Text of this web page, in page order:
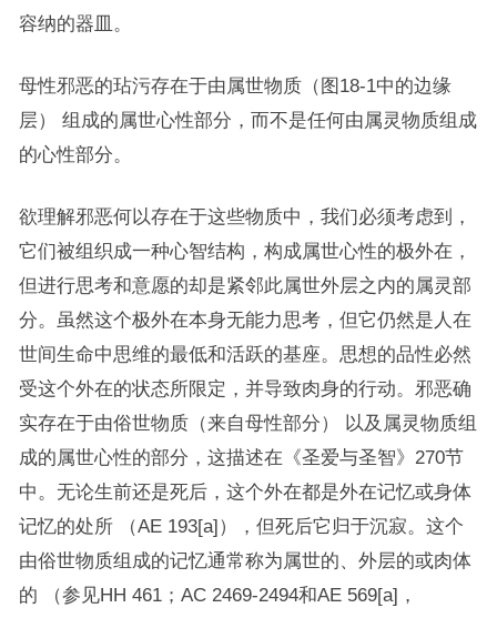
容纳的器皿。
母性邪恶的玷污存在于由属世物质（图18-1中的边缘
层） 组成的属世心性部分，而不是任何由属灵物质组成
的心性部分。
欲理解邪恶何以存在于这些物质中，我们必须考虑到，
它们被组织成一种心智结构，构成属世心性的极外在，
但进行思考和意愿的却是紧邻此属世外层之内的属灵部
分。虽然这个极外在本身无能力思考，但它仍然是人在
世间生命中思维的最低和活跃的基座。思想的品性必然
受这个外在的状态所限定，并导致肉身的行动。邪恶确
实存在于由俗世物质（来自母性部分） 以及属灵物质组
成的属世心性的部分，这描述在《圣爱与圣智》270节
中。无论生前还是死后，这个外在都是外在记忆或身体
记忆的处所 （AE 193[a]），但死后它归于沉寂。这个
由俗世物质组成的记忆通常称为属世的、外层的或肉体
的 （参见HH 461；AC 2469-2494和AE 569[a]，